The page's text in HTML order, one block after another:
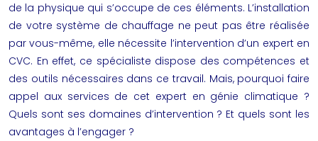
de la physique qui s’occupe de ces éléments. L’installation
de votre système de chauffage ne peut pas être réalisée
par vous-même, elle nécessite l’intervention d’un expert en
CVC. En effet, ce spécialiste dispose des compétences et
des outils nécessaires dans ce travail. Mais, pourquoi faire
appel aux services de cet expert en génie climatique ?
Quels sont ses domaines d’intervention ? Et quels sont les
avantages à l’engager ?